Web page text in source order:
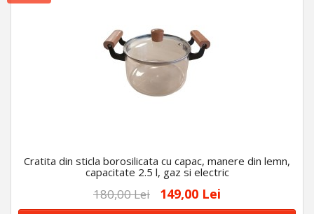
Cratita din sticla borosilicata cu capac, manere din lemn,
capacitate 2.5 l, gaz si electric
180,00 Lei 149,00 Lei